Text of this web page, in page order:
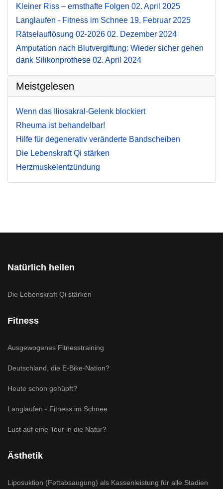
Kleiner Riss – ernsthafte Folgen 02. April 2025
Langlaufen - Fitness im Schnee 19. Februar 2025
Rätselauflösung 02-2026 02. Dezember 2024
Amputation nach Blutvergiftung: Wieder sicher gehen
dank Silikonprothese 02. April 2024
Meistgelesen
Wenn das Iliosakral-Gelenk blockiert
Rheuma ist behandelbar!
Hilfe für degenerativ veränderte Bandscheiben
Die Lebenskraft Qi stärken
Herzmuskelentzündung
Natürlich heilen
Die Lebenskraft Qi stärken
Fitness
Ausgewogenes Fitnesstraining
Deutschland, die E-Bike-Nation?
Heute schon gehüpft?
Langlaufen - Fitness im Schnee
Lust auf eine Tour in die Natur?
Ästhetik
Liposuktion (Fettabsaugung) als Kassenleistung für alle Stadien